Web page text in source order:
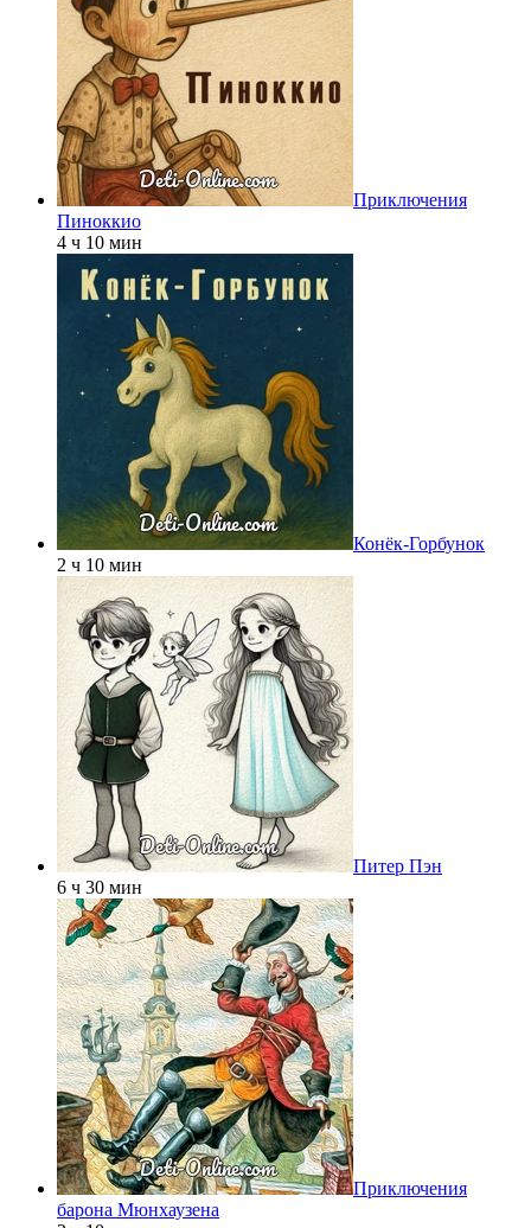
Приключения
Пиноккио
4 ч 10 мин
Конёк-Горбунок
2 ч 10 мин
Питер Пэн
6 ч 30 мин
Приключения
барона Мюнхаузена